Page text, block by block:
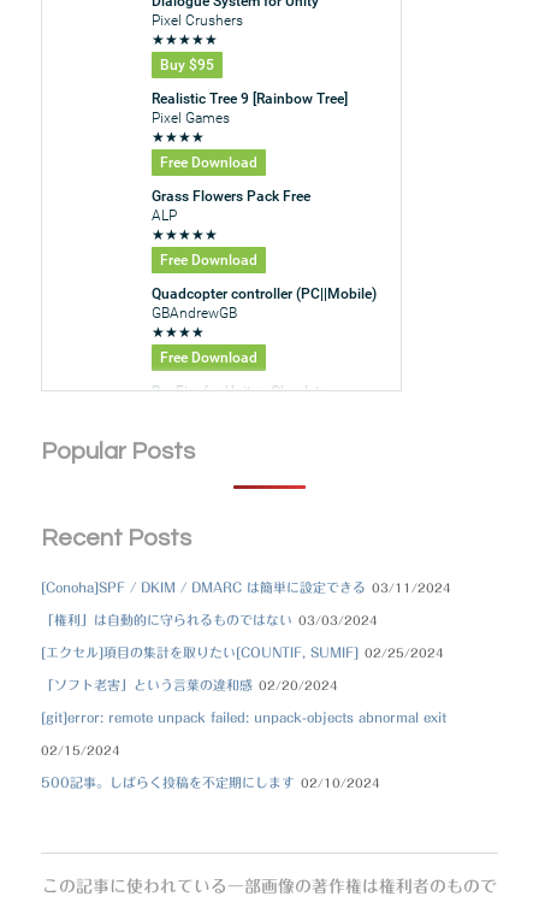
Popular Posts
Recent Posts
[Conoha]SPF / DKIM / DMARC は簡単に設定できる 03/11/2024
「権利」は自動的に守られるものではない 03/03/2024
[エクセル]項目の集計を取りたい[COUNTIF, SUMIF] 02/25/2024
「ソフト老害」という言葉の違和感 02/20/2024
[git]error: remote unpack failed: unpack-objects abnormal exit
02/15/2024
500記事。しばらく投稿を不定期にします 02/10/2024
この記事に使われている一部画像の著作権は権利者のもので